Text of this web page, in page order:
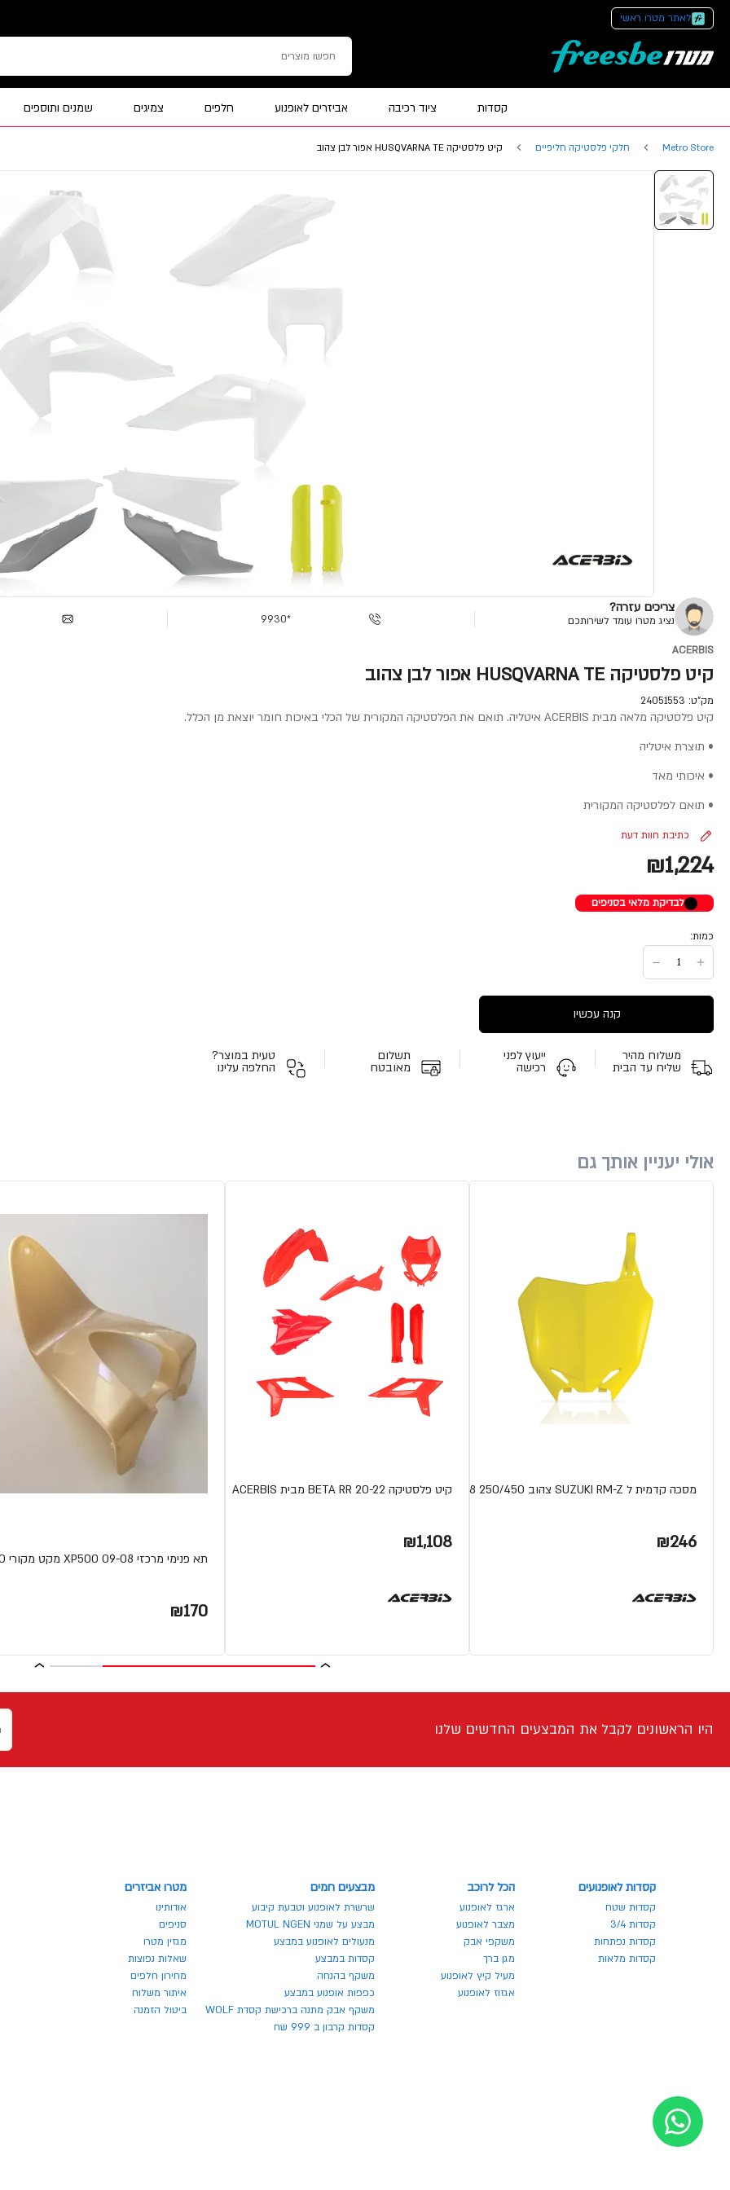
לאתר מטרו ראשי
קסדות ציוד רכיבה אביזרים לאופנוע חלפים צמיגים שמנים ותוספים
Metro Store חלקי פלסטיקה חליפיים קיט פלסטיקה HUSQVARNA TE אפור לבן צהוב
צריכים עזרה?
נציג מטרו עומד לשירותכם *9930
ACERBIS
קיט פלסטיקה HUSQVARNA TE אפור לבן צהוב
מק"ט: 24051553
קיט פלסטיקה מלאה מבית ACERBIS איטליה. תואם את הפלסטיקה המקורית של הכלי באיכות חומר יוצאת מן הכלל.
• תוצרת איטליה
• איכותי מאד
• תואם לפלסטיקה המקורית
כתיבת חוות דעת
₪1,224
לבדיקת מלאי בסניפים
כמות:
קנה עכשיו
משלוח מהיר
שליח עד הבית
ייעוץ לפני
רכישה
תשלום
מאובטח
טעית במוצר?
החלפה עלינו
אולי יעניין אותך גם
מסכה קדמית ל SUZUKI RM-Z צהוב 250/450 08-18
₪246
קיט פלסטיקה BETA RR 20-22 מבית ACERBIS
₪1,108
תא פנימי מרכזי 09-08 XP500 מקט מקורי 4B52831200
₪170
היו הראשונים לקבל את המבצעים החדשים שלנו
קסדות לאופנועים
קסדות שטח
קסדות 3/4
קסדות נפתחות
קסדות מלאות
הכל לרוכב
ארגז לאופנוע
מצבר לאופנוע
משקפי אבק
מגן ברך
מעיל קיץ לאופנוע
אגזוז לאופנוע
מבצעים חמים
שרשרת לאופנוע וטבעת קיבוע
מבצע על שמני MOTUL NGEN
מנעולים לאופנוע במבצע
קסדות במבצע
משקף בהנחה
כפפות אופנוע במבצע
משקף אבק מתנה ברכישת קסדת WOLF
קסדות קרבון ב 999 שח
מטרו אביזרים
אודותינו
סניפים
מגזין מטרו
שאלות נפוצות
מחירון חלפים
איתור משלוח
ביטול הזמנה